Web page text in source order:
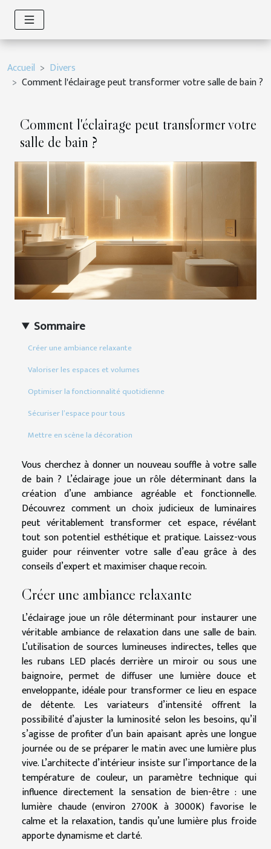
Accueil
Divers
Comment l'éclairage peut transformer votre salle de bain ?
Comment l'éclairage peut transformer votre
salle de bain ?
Sommaire
Créer une ambiance relaxante
Valoriser les espaces et volumes
Optimiser la fonctionnalité quotidienne
Sécuriser l’espace pour tous
Mettre en scène la décoration
Vous cherchez à donner un nouveau souffle à votre salle
de bain ? L’éclairage joue un rôle déterminant dans la
création d’une ambiance agréable et fonctionnelle.
Découvrez comment un choix judicieux de luminaires
peut véritablement transformer cet espace, révélant
tout son potentiel esthétique et pratique. Laissez-vous
guider pour réinventer votre salle d’eau grâce à des
conseils d’expert et maximiser chaque recoin.
Créer une ambiance relaxante
L’éclairage joue un rôle déterminant pour instaurer une
véritable ambiance de relaxation dans une salle de bain.
L’utilisation de sources lumineuses indirectes, telles que
les rubans LED placés derrière un miroir ou sous une
baignoire, permet de diffuser une lumière douce et
enveloppante, idéale pour transformer ce lieu en espace
de détente. Les variateurs d’intensité offrent la
possibilité d’ajuster la luminosité selon les besoins, qu’il
s’agisse de profiter d’un bain apaisant après une longue
journée ou de se préparer le matin avec une lumière plus
vive. L’architecte d’intérieur insiste sur l’importance de la
température de couleur, un paramètre technique qui
influence directement la sensation de bien-être : une
lumière chaude (environ 2700K à 3000K) favorise le
calme et la relaxation, tandis qu’une lumière plus froide
apporte dynamisme et clarté.